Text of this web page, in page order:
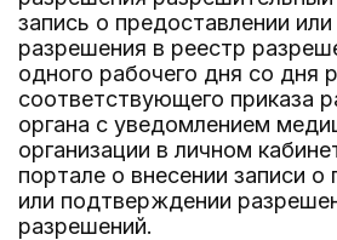
запись о предоставлении
разрешения в реестр
одного рабочего дня со дня
соответствующего приказа
органа с уведомлением
организации в личном
портале о внесении записи о
или подтверждении
разрешений.